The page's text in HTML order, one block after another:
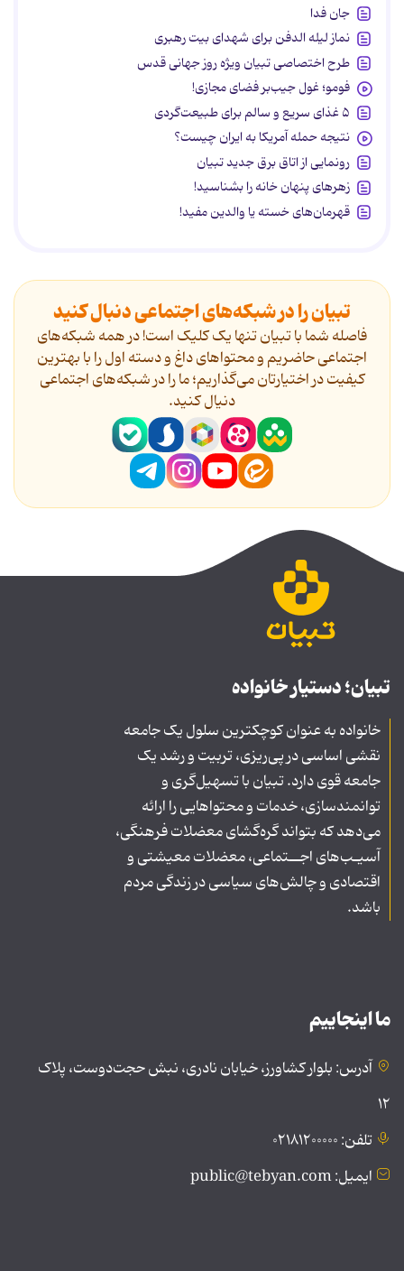
جان فدا
نماز لیله الدفن برای شهدای بیت رهبری
طرح اختصاصی تبیان ویژه روز جهانی قدس
فومو؛ غول جیب‌بر فضای مجازی!
۵ غذای سریع و سالم برای طبیعت‌گردی
نتیجه حمله آمریکا به ایران چیست؟
رونمایی از اتاق برق جدید تبیان
زهرهای پنهان خانه را بشناسید!
قهرمان‌های خسته یا والدین مفید!
تبیان را در شبکه‌های اجتماعی دنبال کنید
فاصله شما با تبیان تنها یک کلیک است! در همه شبکه‌های
اجتماعی حاضریم و محتواهای داغ و دسته اول را با بهترین
کیفیت در اختیارتان می‌گذاریم؛ ما را در شبکه‌های اجتماعی
دنیال کنید.
تبیان؛ دستیار خانواده
خانواده به عنوان کوچکترین سلول یک جامعه
نقشی اساسی در پی‌ریزی، تربیت و رشد یک
جامعه قوی دارد. تبیان با تسهیل‌گری و
توانمندسازی، خدمات و محتواهایی را ارائه
می‌دهد که بتواند گره‌گشای معضلات فرهنگی،
آسیـب‌های اجــتماعی، معضلات معیشتی و
اقتصادی و چالش‌های سیاسی در زندگی مردم
باشد.
ما اینجاییم
آدرس: بلوار کشاورز، خیابان نادری، نبش حجت‌دوست، پلاک
۱۲
تلفن: ۰۲۱۸۱۲۰۰۰۰۰
ایمیل: public@tebyan.com